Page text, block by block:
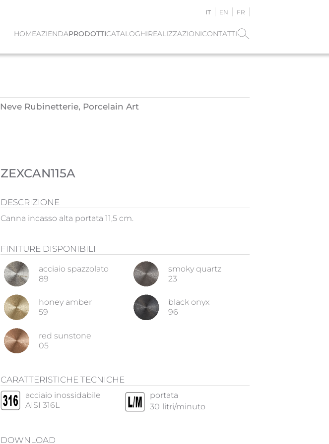
IT EN FR
HOMEAZIENDAPRODOTTICATALOGHIREALIZZAZIONICONTATTI
Neve Rubinetterie, Porcelain Art
ZEXCAN115A
DESCRIZIONE
Canna incasso alta portata 11,5 cm.
FINITURE DISPONIBILI
acciaio spazzolato
89
smoky quartz
23
honey amber
59
black onyx
96
red sunstone
05
CARATTERISTICHE TECNICHE
acciaio inossidabile
AISI 316L
portata
30 litri/minuto
DOWNLOAD